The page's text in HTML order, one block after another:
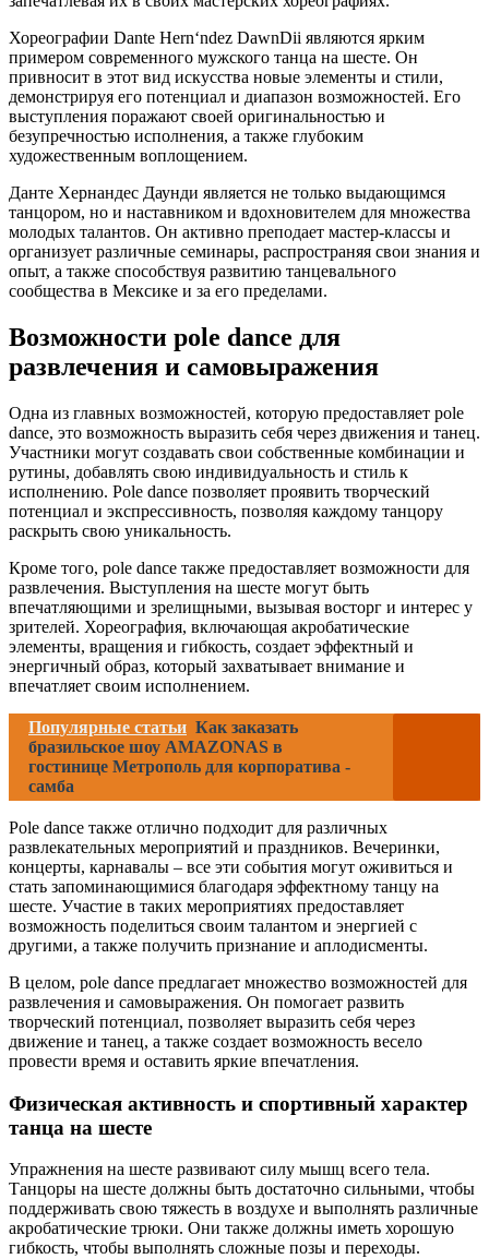
Хореографии Dante Hern‘ndez DawnDii являются ярким
примером современного мужского танца на шесте. Он
привносит в этот вид искусства новые элементы и стили,
демонстрируя его потенциал и диапазон возможностей. Его
выступления поражают своей оригинальностью и
безупречностью исполнения, а также глубоким
художественным воплощением.
Данте Хернандес Даунди является не только выдающимся
танцором, но и наставником и вдохновителем для множества
молодых талантов. Он активно преподает мастер-классы и
организует различные семинары, распространяя свои знания и
опыт, а также способствуя развитию танцевального
сообщества в Мексике и за его пределами.
Возможности pole dance для
развлечения и самовыражения
Одна из главных возможностей, которую предоставляет pole
dance, это возможность выразить себя через движения и танец.
Участники могут создавать свои собственные комбинации и
рутины, добавлять свою индивидуальность и стиль к
исполнению. Pole dance позволяет проявить творческий
потенциал и экспрессивность, позволяя каждому танцору
раскрыть свою уникальность.
Кроме того, pole dance также предоставляет возможности для
развлечения. Выступления на шесте могут быть
впечатляющими и зрелищными, вызывая восторг и интерес у
зрителей. Хореография, включающая акробатические
элементы, вращения и гибкость, создает эффектный и
энергичный образ, который захватывает внимание и
впечатляет своим исполнением.
Популярные статьи Как заказать
бразильское шоу AMAZONAS в
гостинице Метрополь для корпоратива -
самба
Pole dance также отлично подходит для различных
развлекательных мероприятий и праздников. Вечеринки,
концерты, карнавалы – все эти события могут оживиться и
стать запоминающимися благодаря эффектному танцу на
шесте. Участие в таких мероприятиях предоставляет
возможность поделиться своим талантом и энергией с
другими, а также получить признание и аплодисменты.
В целом, pole dance предлагает множество возможностей для
развлечения и самовыражения. Он помогает развить
творческий потенциал, позволяет выразить себя через
движение и танец, а также создает возможность весело
провести время и оставить яркие впечатления.
Физическая активность и спортивный характер
танца на шесте
Упражнения на шесте развивают силу мышц всего тела.
Танцоры на шесте должны быть достаточно сильными, чтобы
поддерживать свою тяжесть в воздухе и выполнять различные
акробатические трюки. Они также должны иметь хорошую
гибкость, чтобы выполнять сложные позы и переходы.